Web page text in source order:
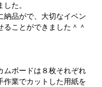
た。
納品がで、大切なイベン
ることができました＾＾
ムボードは８枚それぞれ
作業でカットした用紙を